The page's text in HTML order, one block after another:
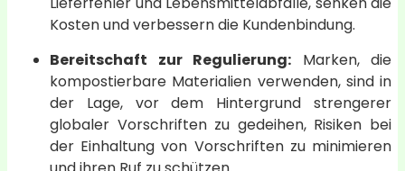
Kosten und verbessern die Kundenbindung.
Bereitschaft zur Regulierung: Marken, die
kompostierbare Materialien verwenden, sind in
der Lage, vor dem Hintergrund strengerer
globaler Vorschriften zu gedeihen, Risiken bei
der Einhaltung von Vorschriften zu minimieren